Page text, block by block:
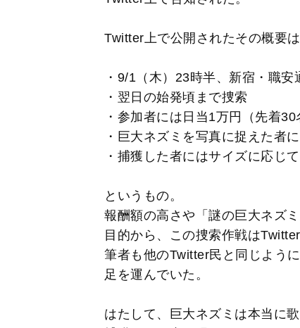
Twitter上で公開されたその概要は
・9/1（木）23時半、新宿・職
・翌日の始発頃まで捜索
・参加者には日当1万円（先着
・巨大ネズミを写真に捉えた者
・捕獲した者にはサイズに応じ
というもの。
報酬額の高さや「謎の巨大ネズ
目的から、この捜索作戦は
筆者も他のTwitter民と同じよう
足を運んでいた。
はたして、巨大ネズミは本当に